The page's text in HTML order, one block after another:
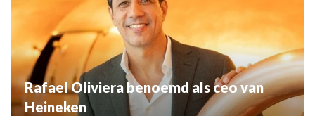
Rafael Oliviera benoemd als ceo van
Heineken